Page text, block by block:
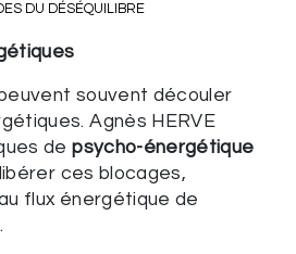
DU DÉSÉQUILIBRE
souvent découler
Agnès HERVE
depsycho-énergétique
ces blocages,
flux énergétique de